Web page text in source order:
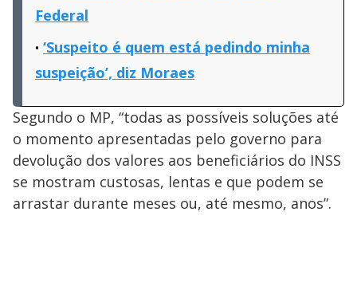
Federal
‘Suspeito é quem está pedindo minha
suspeição’, diz Moraes
Segundo o MP, “todas as possíveis soluções até
o momento apresentadas pelo governo para
devolução dos valores aos beneficiários do INSS
se mostram custosas, lentas e que podem se
arrastar durante meses ou, até mesmo, anos”.